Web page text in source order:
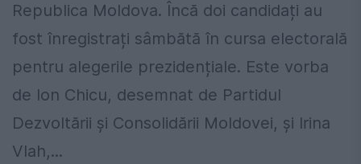
Republica Moldova. Încă doi candidați au
fost înregistrați sâmbătă în cursa electorală
pentru alegerile prezidențiale. Este vorba
de Ion Chicu, desemnat de Partidul
Dezvoltării și Consolidării Moldovei, și Irina
Vlah,...